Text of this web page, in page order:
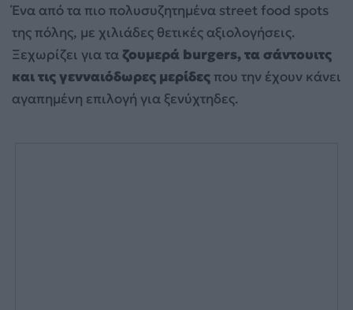
Ένα από τα πιο πολυσυζητημένα street food spots
της πόλης, με χιλιάδες θετικές αξιολογήσεις.
Ξεχωρίζει για τα ζουμερά burgers, τα σάντουιτς
και τις γενναιόδωρες μερίδες που την έχουν κάνει
αγαπημένη επιλογή για ξενύχτηδες.